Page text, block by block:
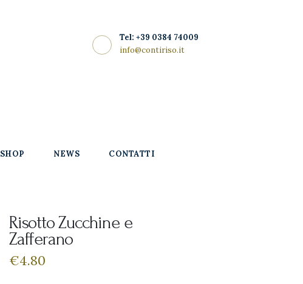
Tel: +39 0384 74009
info@contiriso.it
SHOP NEWS CONTATTI
Risotto Zucchine e
Zafferano
€4 80